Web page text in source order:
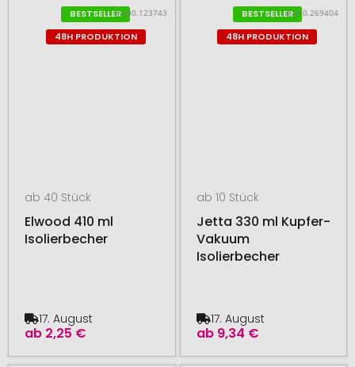
BESTSELLER
48H PRODUKTION
# 500.123743
ab 40 Stück
Elwood 410 ml
Isolierbecher
ab 2,25 €
17. August
BESTSELLER
48H PRODUKTION
# 500.269404
ab 10 Stück
Jetta 330 ml Kupfer-
Vakuum
Isolierbecher
ab 9,34 €
17. August